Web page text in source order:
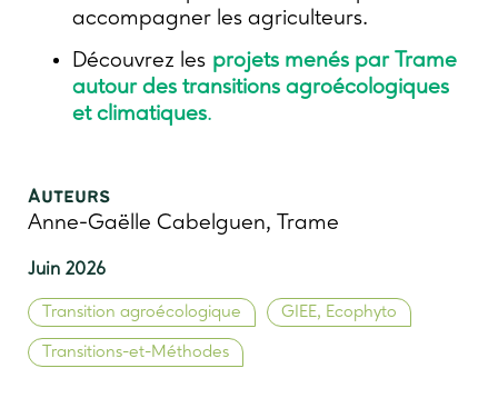
accompagner les agriculteurs.
Découvrez les projets menés par Trame
autour des transitions agroécologiques
et climatiques.
Auteurs
Anne-Gaëlle Cabelguen, Trame
Juin 2026
Transition agroécologique GIEE, Ecophyto
Transitions-et-Méthodes